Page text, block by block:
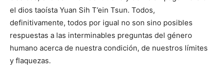
el dios taoísta Yuan Sih T’ein Tsun. Todos,
definitivamente, todos por igual no son sino posibles
respuestas a las interminables preguntas del género
humano acerca de nuestra condición, de nuestros límites
y flaquezas.